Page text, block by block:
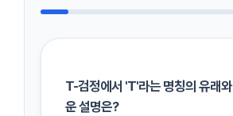
T-검정에서 'T'라는 명칭의 유래
운 설명은?